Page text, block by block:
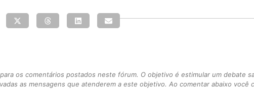
os comentários postados neste fórum. O objetivo é estimular um debate
as mensagens que atenderem a este objetivo. Ao comentar abaixo você